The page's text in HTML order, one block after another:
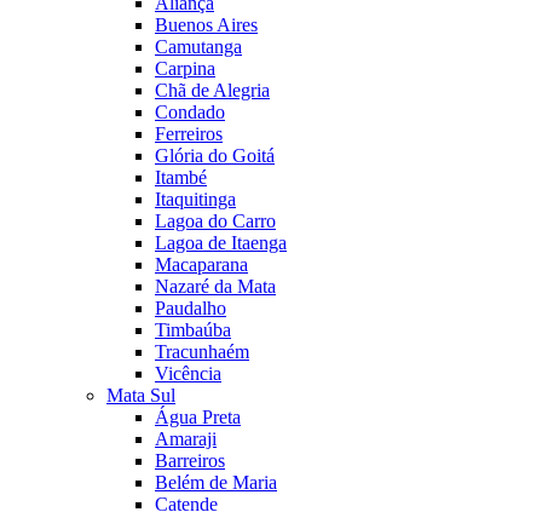
Buenos Aires
Camutanga
Carpina
Chã de Alegria
Condado
Ferreiros
Glória do Goitá
Itambé
Itaquitinga
Lagoa do Carro
Lagoa de Itaenga
Macaparana
Nazaré da Mata
Paudalho
Timbaúba
Tracunhaém
Vicência
Mata Sul
Água Preta
Amaraji
Barreiros
Belém de Maria
Catende